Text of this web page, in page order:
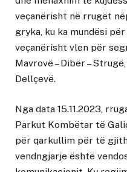
veçanërisht në rrugët
gryka, ku ka mundësi
veçanërisht vlen për
Mavrovë – Dibër –
Dellçevë.
Nga data 15.11.2023,
Parkut Kombëtar të
për qarkullim për të
vendngjarje është